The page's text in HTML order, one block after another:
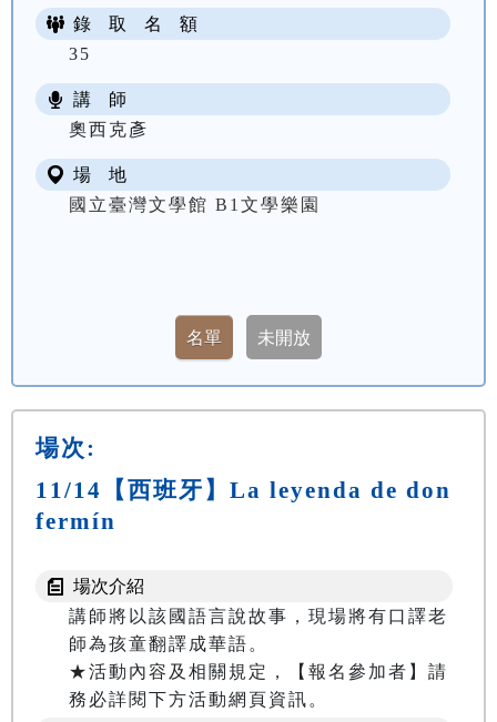
錄 取 名 額
35
講 師
奧西克彥
場 地
國立臺灣文學館 B1文學樂園
場次:
11/14【西班牙】La leyenda de don
fermín
場次介紹
講師將以該國語言說故事，現場將有口譯老
師為孩童翻譯成華語。
★活動內容及相關規定，【報名參加者】請
務必詳閱下方活動網頁資訊。